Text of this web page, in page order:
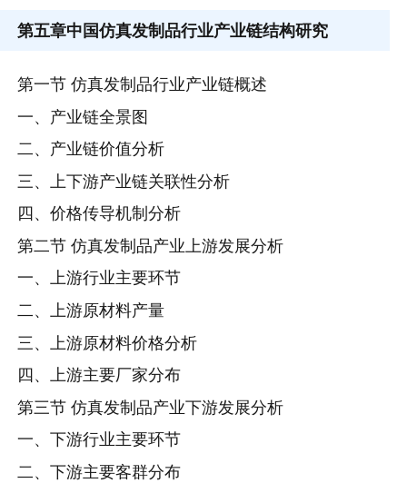
第五章中国仿真发制品行业产业链结构研究
第一节 仿真发制品行业产业链概述
一、产业链全景图
二、产业链价值分析
三、上下游产业链关联性分析
四、价格传导机制分析
第二节 仿真发制品产业上游发展分析
一、上游行业主要环节
二、上游原材料产量
三、上游原材料价格分析
四、上游主要厂家分布
第三节 仿真发制品产业下游发展分析
一、下游行业主要环节
二、下游主要客群分布